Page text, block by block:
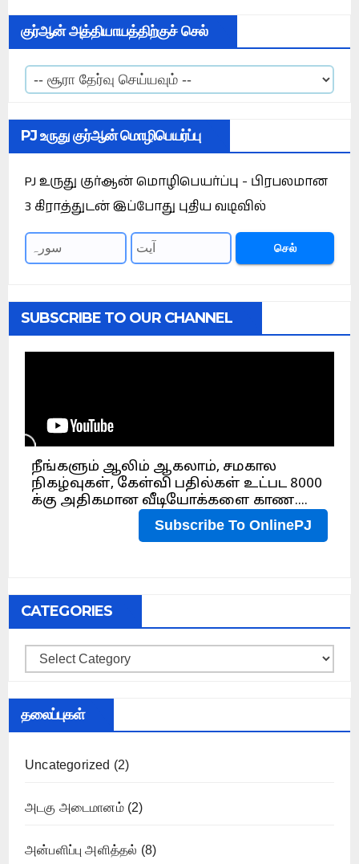
குர்ஆன் அத்தியாயத்திற்குச் செல்
PJ உருது குர்ஆன் மொழிபெயர்ப்பு
PJ உருது குர்ஆன் மொழிபெயர்ப்பு - பிரபலமான
3 கிராத்துடன் இப்போது புதிய வடிவில்
செல்
SUBSCRIBE TO OUR CHANNEL
CATEGORIES
Categories
தலைப்புகள்
Uncategorized (2)
அடகு அடைமானம்(2)
அன்பளிப்பு அளித்தல் (8)